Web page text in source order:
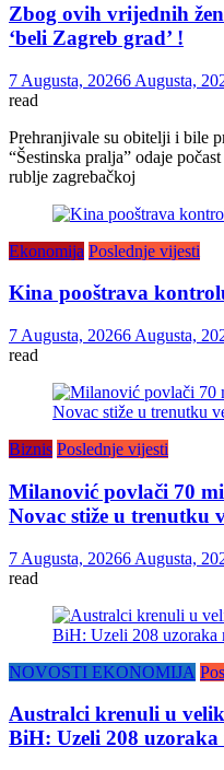
Zbog ovih vrijednih
‘beli Zagreb grad’ !
7 Augusta, 20266 Augusta,
read
Prehranjivale su obitelji i bile
“Šestinska pralja” odaje
rublje zagrebačkoj
Ekonomija Poslednje vijesti
Kina pooštrava
7 Augusta, 20266 Augusta,
read
Biznis Poslednje vijesti
Milanović povlači 70
Novac stiže u trenutku
7 Augusta, 20266 Augusta,
read
NOVOSTI EKONOMIJA
Australci krenuli u
BiH: Uzeli 208